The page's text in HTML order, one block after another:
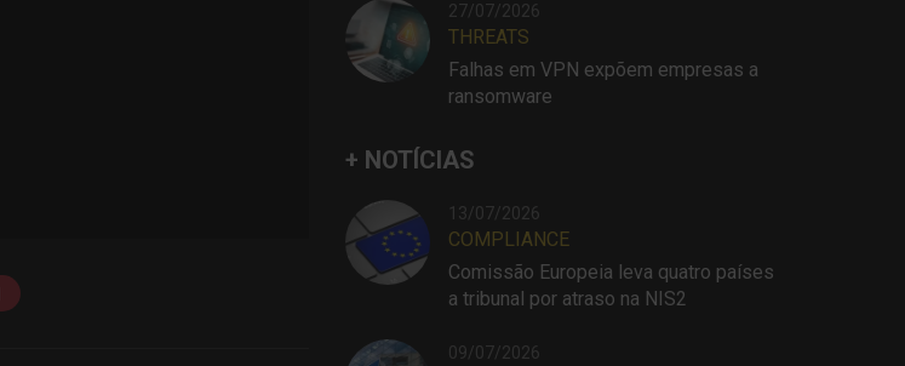
27/07/2026
THREATS
Falhas em VPN expõem empresas a
ransomware
+ NOTÍCIAS
13/07/2026
COMPLIANCE
Comissão Europeia leva quatro países
a tribunal por atraso na NIS2
09/07/2026